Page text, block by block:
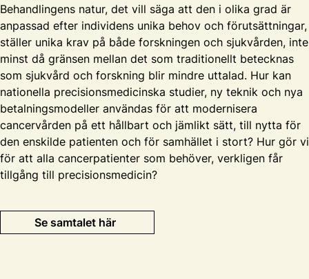
Behandlingens natur, det vill säga att den i olika grad är
anpassad efter individens unika behov och förutsättningar,
ställer unika krav på både forskningen och sjukvården, inte
minst då gränsen mellan det som traditionellt betecknas
som sjukvård och forskning blir mindre uttalad. Hur kan
nationella precisionsmedicinska studier, ny teknik och nya
betalningsmodeller användas för att modernisera
cancervården på ett hållbart och jämlikt sätt, till nytta för
den enskilde patienten och för samhället i stort? Hur gör vi
för att alla cancerpatienter som behöver, verkligen får
tillgång till precisionsmedicin?
Se samtalet här